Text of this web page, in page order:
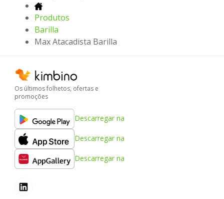
Produtos
Barilla
Max Atacadista Barilla
Os últimos folhetos, ofertas e
promoções
Descarregar na
Descarregar na
Descarregar na